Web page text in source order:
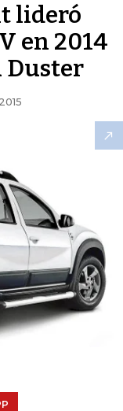
lideró
en 2014
Duster